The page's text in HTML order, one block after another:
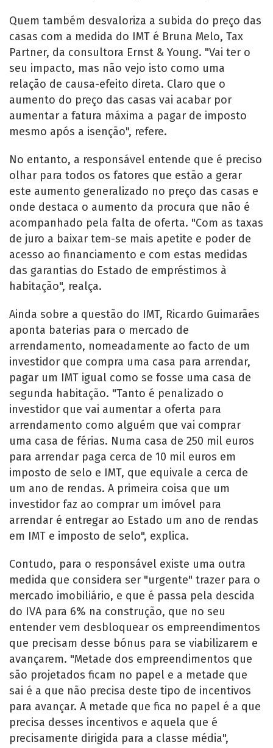
Quem também desvaloriza a subida do preço das
casas com a medida do IMT é Bruna Melo, Tax
Partner, da consultora Ernst & Young. "Vai ter o
seu impacto, mas não vejo isto como uma
relação de causa-efeito direta. Claro que o
aumento do preço das casas vai acabar por
aumentar a fatura máxima a pagar de imposto
mesmo após a isenção", refere.
No entanto, a responsável entende que é preciso
olhar para todos os fatores que estão a gerar
este aumento generalizado no preço das casas e
onde destaca o aumento da procura que não é
acompanhado pela falta de oferta. "Com as taxas
de juro a baixar tem-se mais apetite e poder de
acesso ao financiamento e com estas medidas
das garantias do Estado de empréstimos à
habitação", realça.
Ainda sobre a questão do IMT, Ricardo Guimarães
aponta baterias para o mercado de
arrendamento, nomeadamente ao facto de um
investidor que compra uma casa para arrendar,
pagar um IMT igual como se fosse uma casa de
segunda habitação. "Tanto é penalizado o
investidor que vai aumentar a oferta para
arrendamento como alguém que vai comprar
uma casa de férias. Numa casa de 250 mil euros
para arrendar paga cerca de 10 mil euros em
imposto de selo e IMT, que equivale a cerca de
um ano de rendas. A primeira coisa que um
investidor faz ao comprar um imóvel para
arrendar é entregar ao Estado um ano de rendas
em IMT e imposto de selo", explica.
Contudo, para o responsável existe uma outra
medida que considera ser "urgente" trazer para o
mercado imobiliário, e que é passa pela descida
do IVA para 6% na construção, que no seu
entender vem desbloquear os empreendimentos
que precisam desse bónus para se viabilizarem e
avançarem. "Metade dos empreendimentos que
são projetados ficam no papel e a metade que
sai é a que não precisa deste tipo de incentivos
para avançar. A metade que fica no papel é a que
precisa desses incentivos e aquela que é
precisamente dirigida para a classe média",